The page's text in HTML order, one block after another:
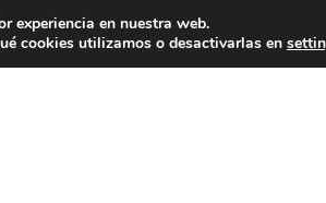
experiencia en nuestra web.
cookies utilizamos o desactivarlas en